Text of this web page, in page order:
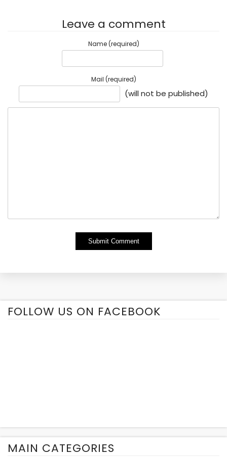
Leave a comment
Name (required)
Mail (required)
(will not be published)
FOLLOW US ON FACEBOOK
MAIN CATEGORIES